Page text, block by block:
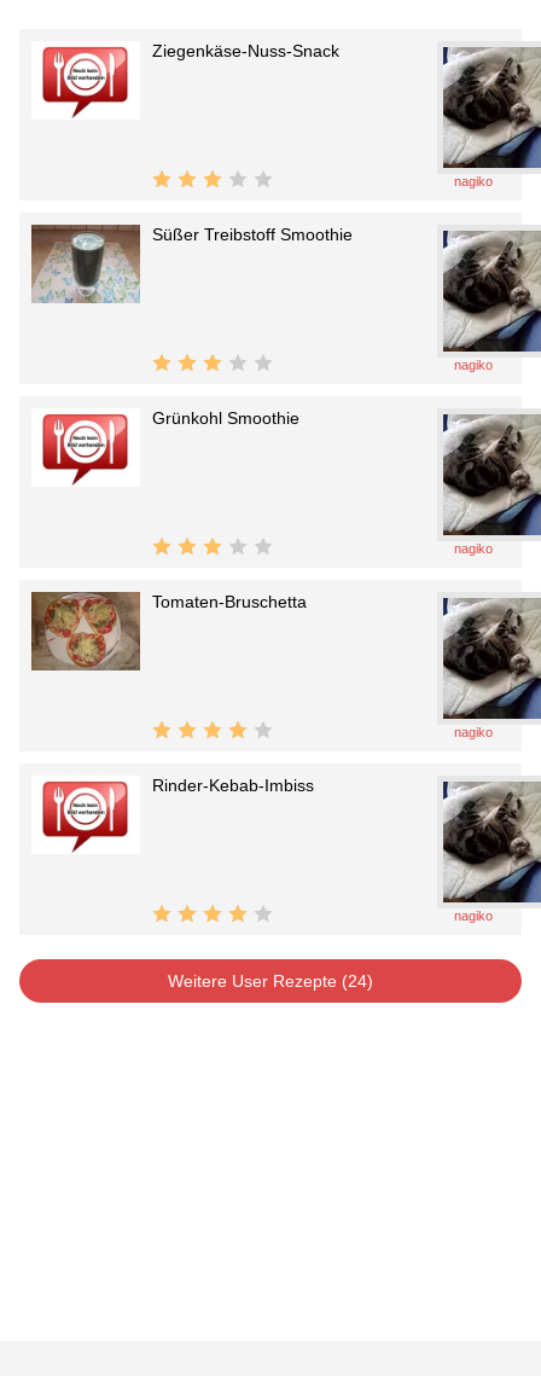
nagiko
Ziegenkäse-Nuss-Snack
nagiko
Süßer Treibstoff Smoothie
nagiko
Grünkohl Smoothie
nagiko
Tomaten-Bruschetta
nagiko
Rinder-Kebab-Imbiss
Weitere User Rezepte (24)